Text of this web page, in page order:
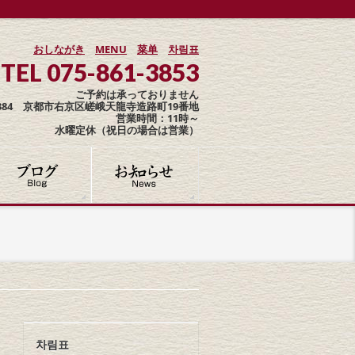
おしながき MENU 菜单 차림표
TEL 075-861-3853
ご予約は承っておりません
京都市右京区嵯峨天龍寺造路町19番地
営業時間：11時～
水曜定休（祝日の場合は営業）
차림표